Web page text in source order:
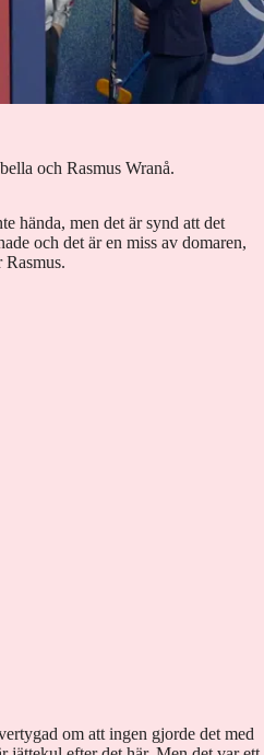
och Rasmus Wranå.
hända, men det är synd att det
och det är en miss av domaren,
Rasmus.
om att ingen gjorde det med